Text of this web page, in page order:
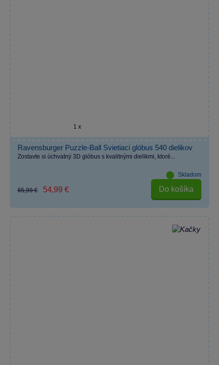
1 x
Ravensburger Puzzle-Ball Svietiaci glóbus 540 dielikov
Zostavte si úchvatný 3D glóbus s kvalitnými dielikmi, ktoré...
Skladom
65,99 € 54,99 € Do košíka